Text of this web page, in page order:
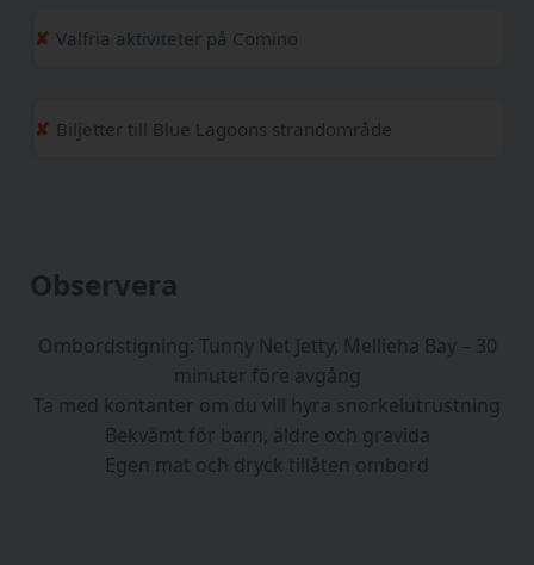
Valfria aktiviteter på Comino
Biljetter till Blue Lagoons strandområde
Observera
Ombordstigning: Tunny Net Jetty, Mellieha Bay – 30
minuter före avgång
Ta med kontanter om du vill hyra snorkelutrustning
Bekvämt för barn, äldre och gravida
Egen mat och dryck tillåten ombord